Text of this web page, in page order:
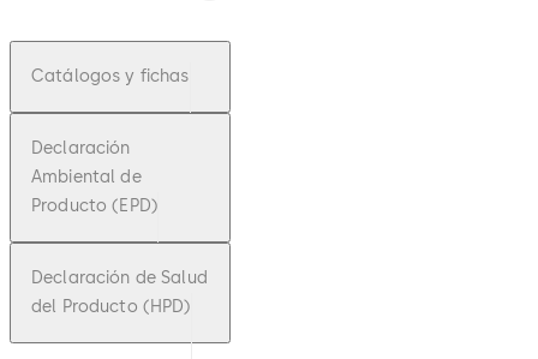
Catálogos y fichas
Declaración
Ambiental de
Producto (EPD)
Declaración de Salud
del Producto (HPD)